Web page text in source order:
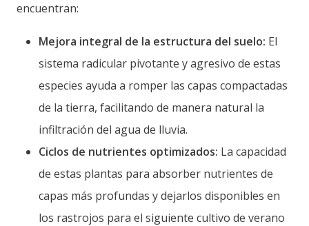
encuentran:
Mejora integral de la estructura del suelo: El
sistema radicular pivotante y agresivo de estas
especies ayuda a romper las capas compactadas
de la tierra, facilitando de manera natural la
infiltración del agua de lluvia.
Ciclos de nutrientes optimizados: La capacidad
de estas plantas para absorber nutrientes de
capas más profundas y dejarlos disponibles en
los rastrojos para el siguiente cultivo de verano